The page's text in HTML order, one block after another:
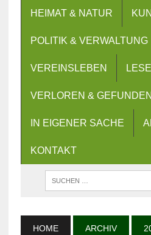
HEIMAT & NATUR
POLITIK & VERWALTUNG
VEREINSLEBEN
VERLOREN & GEFUNDEN
IN EIGENER SACHE
KONTAKT
HOME ARCHIV